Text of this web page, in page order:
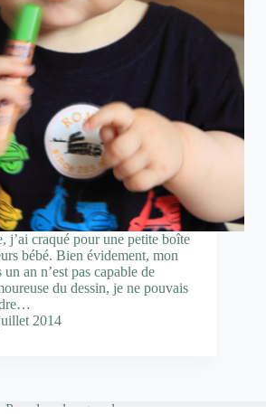
j’ai craqué pour une petite boîte
bébé. Bien évidement, mon
an n’est pas capable de
du dessin, je ne pouvais
2014
Pour les plus grands…